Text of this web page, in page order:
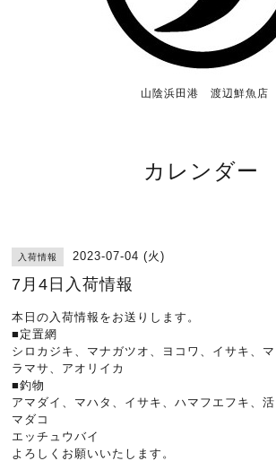
山陰浜田港 渡辺鮮魚店
カレンダー
入荷情報 2023-07-04 (火)
7月4日入荷情報
本日の入荷情報をお送りします。
■定置網
シロカジキ、マナガツオ、ヨコワ、イサキ、
ラマサ、アオリイカ
■釣物
アマダイ、マハタ、イサキ、ハマフエフキ、
マダコ
エッチュウバイ
よろしくお願いいたします。